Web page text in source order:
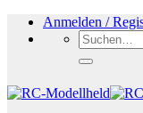
Zum
Inhalt
Anmelden /
Suchen
nach: